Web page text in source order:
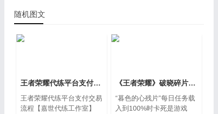
随机图文
王者荣耀代练平台支付交易流程【嘉世代练工作室】
王者荣耀代练平台支付交易
流程【嘉世代练工作室】
《王者荣耀》破晓碎片进不去加载卡顿 解决方法告知
“暮色的心残片”每日任务载
入到100%时卡死是游戏